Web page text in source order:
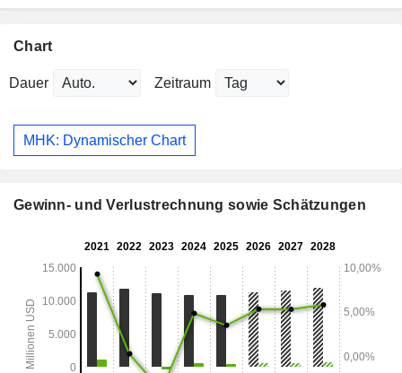
Chart
Dauer Zeitraum
MHK: Dynamischer Chart
Gewinn- und Verlustrechnung sowie Schätzungen